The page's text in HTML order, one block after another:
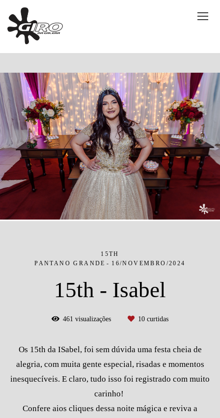
15TH
PANTANO GRANDE
16/NOVEMBRO/2024
15th - Isabel
461 visualizações 10 curtidas
Os 15th da ISabel, foi sem dúvida uma festa cheia de
alegria, com muita gente especial, risadas e momentos
inesquecíveis. E claro, tudo isso foi registrado com muito
carinho!
Confere aios cliques dessa noite mágica e reviva a